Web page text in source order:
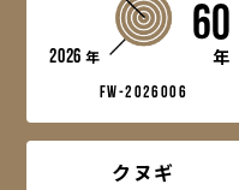
2026年
60
年
fw-2026006
クヌギ